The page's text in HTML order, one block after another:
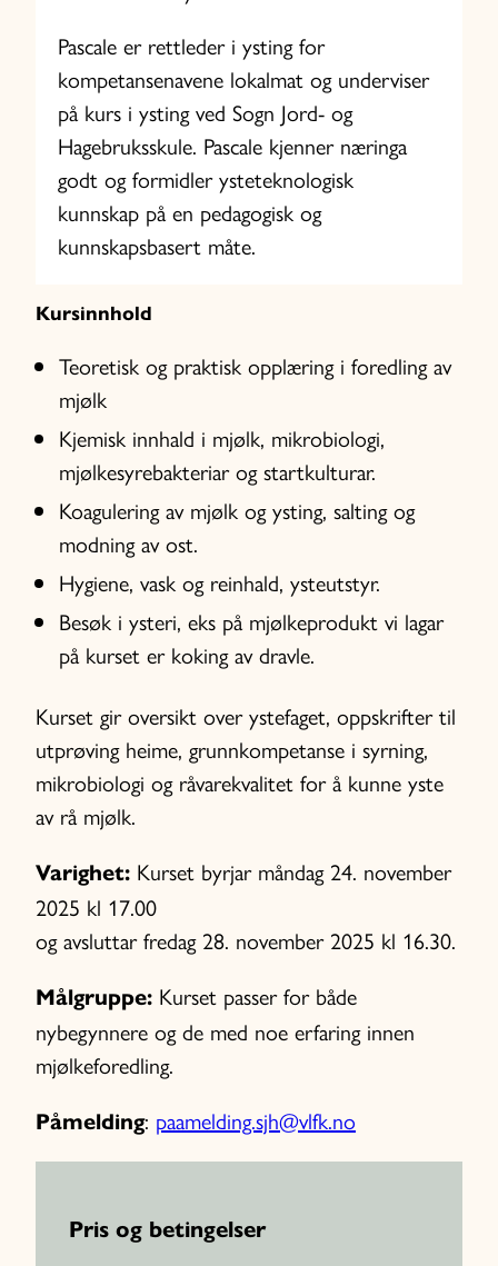
Pascale er rettleder i ysting for
kompetansenavene lokalmat og underviser
på kurs i ysting ved Sogn Jord- og
Hagebruksskule. Pascale kjenner næringa
godt og formidler ysteteknologisk
kunnskap på en pedagogisk og
kunnskapsbasert måte.
Kursinnhold
Teoretisk og praktisk opplæring i foredling av
mjølk
Kjemisk innhald i mjølk, mikrobiologi,
mjølkesyrebakteriar og startkulturar.
Koagulering av mjølk og ysting, salting og
modning av ost.
Hygiene, vask og reinhald, ysteutstyr.
Besøk i ysteri, eks på mjølkeprodukt vi lagar
på kurset er koking av dravle.
Kurset gir oversikt over ystefaget, oppskrifter til
utprøving heime, grunnkompetanse i syrning,
mikrobiologi og råvarekvalitet for å kunne yste
av rå mjølk.
Varighet: Kurset byrjar måndag 24. november
2025 kl 17.00
og avsluttar fredag 28. november 2025 kl 16.30.
Målgruppe: Kurset passer for både
nybegynnere og de med noe erfaring innen
mjølkeforedling.
Påmelding: paamelding.sjh@vlfk.no
Pris og betingelser